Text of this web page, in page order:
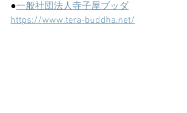
●一般社団法人寺子屋ブッダ
https://www.tera-buddha.net/